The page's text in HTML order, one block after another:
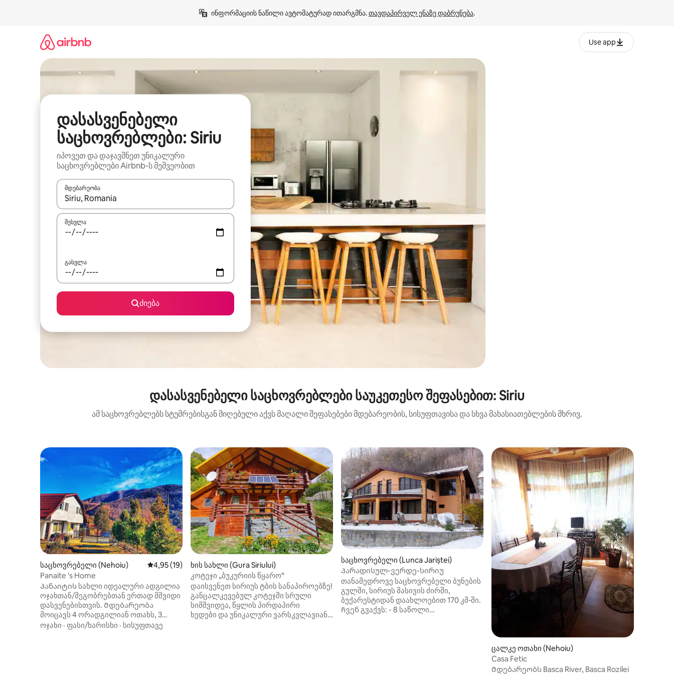
ინფორმაციის ნაწილი ავტომატურად ითარგმნა. თავდაპირველ ენაზე დაბრუნება.
Use app
დასასვენებელი
საცხოვრებლები: Siriu
იპოვეთ და დაჯავშნეთ უნიკალური
საცხოვრებლები Airbnb-ს მეშვეობით
მდებარეობა
როცა შედეგები ხელმისაწვდომი გახდება, ნავიგაციისთვის გამოიყენეთ კლავიშები ზემოთ/ქვემოთ მიმართული ისრებით ან შეხებისა თუ თითის გასმის ჟესტები.
შესვლა
გასვლა
ძიება
დასასვენებელი საცხოვრებლები საუკეთესო შეფასებით: Siriu
ამ საცხოვრებლებს სტუმრებისგან მიღებული აქვს მაღალი შეფასებები მდებარეობის, სისუფთავისა და სხვა მახასიათებლების მხრივ.
საცხოვრებელი (Nehoiu) საშუალო შეფასებაა 5‑დან 4,95, 19 მიმოხილვა
4,95 (19)
Panaite 's Home
Პანაიტის სახლი იდეალური ადგილია
ოჯახთან/მეგობრებთან ერთად მშვიდი
დასვენებისთვის. Მდებარეობა
მოიცავს 4 ორადგილიან ოთახს, 3
სააბაზანო ოთახს, მისაღებ ოთახს,
ოჯახი · ფასი/ხარისხი · სისუფთავე
ხის სახლი (Gura Siriului)
კოტეჯი „ბუკურიის წყარო“
დაისვენეთ სირიუს ტბის სანაპიროებზე!
განცალკევებულ კოტეჯში სრული
სიმშვიდეა, წყლის პირდაპირი
ხედები და უნიკალური ვარსკვლავიანი
საცხოვრებელი (Lunca Jariștei)
Პარადისულ-ვერდე-სირიუ
თანამედროვე საცხოვრებელი ბუნების
გულში, სირიუს მასივის ძირში,
ბუქარესტიდან დაახლოებით 170 კმ‑ში.
Ჩვენ გვაქვს: - 8 საწოლი
ცალკე ოთახი (Nehoiu)
Casa Fetic
Მდებარეობს Basca River, Basca Rozilei